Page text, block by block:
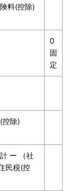
料(控除)
0
固
定
控除)
ー （社
民税(控